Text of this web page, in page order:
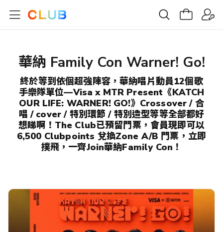
華納 Family Con Warner! Go!
終於等到依個超強陣容，華納唱片動員12個歌
手樂隊單位—Visa x MTR Present《KATCH
OUR LIFE: WARNER! GO!》Crossover / 合
唱 / cover / 特別環節 / 特別造型等等全部都好
想睇啊！The Club已預留門票，會員現即可以
6,500 Clubpoints 兌換Zone A/B 門票，立即
撲飛，一齊Join華納Family Con！